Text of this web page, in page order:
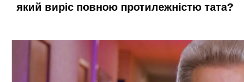
який виріс повною протилежністю тата?